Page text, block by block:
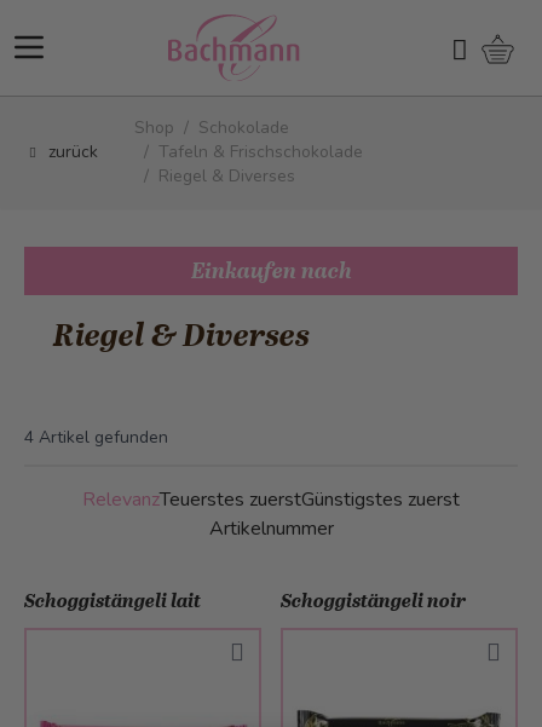
Suchen
zurück
Shop / Schokolade
/ Tafeln & Frischschokolade
/ Riegel & Diverses
Einkaufen nach
Riegel & Diverses
4 Artikel gefunden
RelevanzTeuerstes zuerstGünstigstes zuerst
Artikelnummer
Schoggistängeli lait Schoggistängeli noir